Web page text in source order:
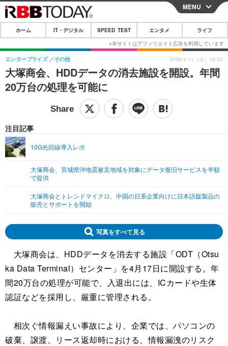
CLOSE
ホーム
IT・デジタル
IT・デジタルTOP スマートフォン
その他
SPEED TEST
映画・ドラマ
グラビア
ショッピング その他
ライフTOP
その他
リリース一覧
MENU
ホーム IT・デジタル SPEED TEST エンタメ ライフ
大塚商会、HDDデータの消去施設を開設。年間
20万台の処理を可能に
エンタープライズ その他
注目記事
10G光回線導入レポ
大塚商会、宮城県沖地震被災地域を対象にデータ復旧サービスを半額
で提供
大塚商会とトレンドマイクロ、中国の日系企業向けに日本語版製品の
販売とサポートを開始
2006.4.11（火）16:33
写真をすべて見る
大塚商会は、HDDデータを消去する施設「ODT（Otsu
ka Data Terminal）センター」を4月17日に開設する。年
間20万台の処理が可能で、入退出には、ICカードや生体
認証などを採用し、厳重に管理される。
相次ぐ情報漏えい事故により、企業では、パソコンの
破棄、譲渡、リース返却時における、情報漏洩のリスク